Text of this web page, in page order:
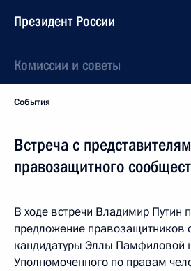
Президент России
Комиссии и советы
События
Встреча с
правозащитного
В ходе встречи Владимир Путин
предложение правозащитников
кандидатуры Эллы Памфиловой
Уполномоченного по правам